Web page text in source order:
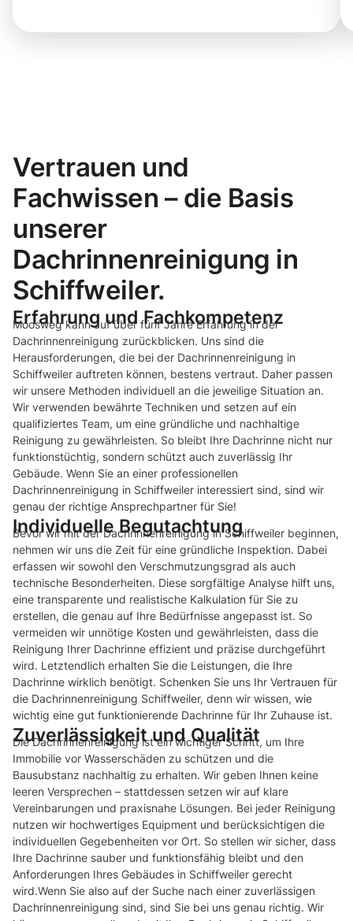
Vertrauen und
Fachwissen – die Basis
unserer
Dachrinnenreinigung in
Schiffweiler.
Erfahrung und Fachkompetenz
Moosweg kann auf über fünf Jahre Erfahrung in der
Dachrinnenreinigung zurückblicken. Uns sind die
Herausforderungen, die bei der Dachrinnenreinigung in
Schiffweiler auftreten können, bestens vertraut. Daher passen
wir unsere Methoden individuell an die jeweilige Situation an.
Wir verwenden bewährte Techniken und setzen auf ein
qualifiziertes Team, um eine gründliche und nachhaltige
Reinigung zu gewährleisten. So bleibt Ihre Dachrinne nicht nur
funktionstüchtig, sondern schützt auch zuverlässig Ihr
Gebäude. Wenn Sie an einer professionellen
Dachrinnenreinigung in Schiffweiler interessiert sind, sind wir
genau der richtige Ansprechpartner für Sie!
Individuelle Begutachtung
Bevor wir mit der Dachrinnenreinigung in Schiffweiler beginnen,
nehmen wir uns die Zeit für eine gründliche Inspektion. Dabei
erfassen wir sowohl den Verschmutzungsgrad als auch
technische Besonderheiten. Diese sorgfältige Analyse hilft uns,
eine transparente und realistische Kalkulation für Sie zu
erstellen, die genau auf Ihre Bedürfnisse angepasst ist. So
vermeiden wir unnötige Kosten und gewährleisten, dass die
Reinigung Ihrer Dachrinne effizient und präzise durchgeführt
wird. Letztendlich erhalten Sie die Leistungen, die Ihre
Dachrinne wirklich benötigt. Schenken Sie uns Ihr Vertrauen für
die Dachrinnenreinigung Schiffweiler, denn wir wissen, wie
wichtig eine gut funktionierende Dachrinne für Ihr Zuhause ist.
Zuverlässigkeit und Qualität
Die Dachrinnenreinigung ist ein wichtiger Schritt, um Ihre
Immobilie vor Wasserschäden zu schützen und die
Bausubstanz nachhaltig zu erhalten. Wir geben Ihnen keine
leeren Versprechen – stattdessen setzen wir auf klare
Vereinbarungen und praxisnahe Lösungen. Bei jeder Reinigung
nutzen wir hochwertiges Equipment und berücksichtigen die
individuellen Gegebenheiten vor Ort. So stellen wir sicher, dass
Ihre Dachrinne sauber und funktionsfähig bleibt und den
Anforderungen Ihres Gebäudes in Schiffweiler gerecht
wird.Wenn Sie also auf der Suche nach einer zuverlässigen
Dachrinnenreinigung sind, sind Sie bei uns genau richtig. Wir